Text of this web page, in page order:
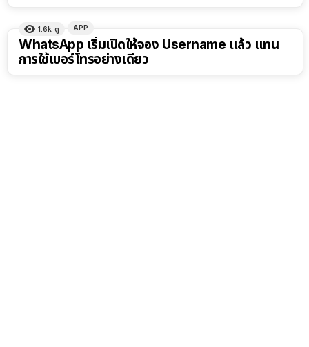
1.6k ดู APP
WhatsApp เริ่มเปิดให้จอง Username แล้ว แทน
การใช้เบอร์โทรอย่างเดียว